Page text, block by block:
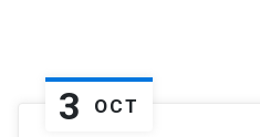
3 OCT